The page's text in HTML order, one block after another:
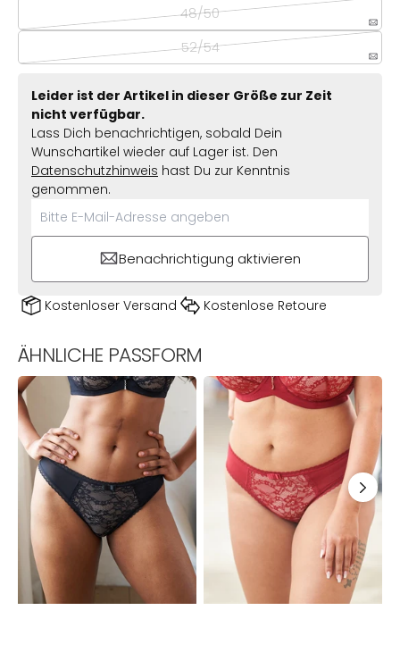
48/50
52/54
Leider ist der Artikel in dieser Größe zur Zeit
nicht verfügbar.
Lass Dich benachrichtigen, sobald Dein
Wunschartikel wieder auf Lager ist. Den
Datenschutzhinweis hast Du zur Kenntnis
genommen.
Benachrichtigung aktivieren
Kostenloser Versand Kostenlose Retoure
ÄHNLICHE PASSFORM
String
Valerie
Black/Beige
String
Valerie
Burgundy